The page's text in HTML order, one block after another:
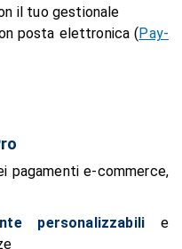
il tuo gestionale
posta elettronica (Pay-
pagamenti e-commerce,
personalizzabili e